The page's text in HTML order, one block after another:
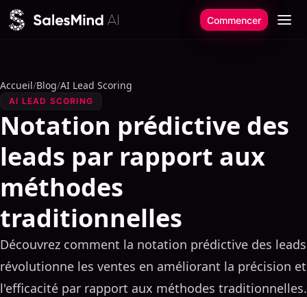
Aller au contenu
Commencer
Accueil/Blog/AI Lead Scoring
AI LEAD SCORING
Notation prédictive des
leads par rapport aux
méthodes
traditionnelles
Découvrez comment la notation prédictive des leads
révolutionne les ventes en améliorant la précision et
l'efficacité par rapport aux méthodes traditionnelles.